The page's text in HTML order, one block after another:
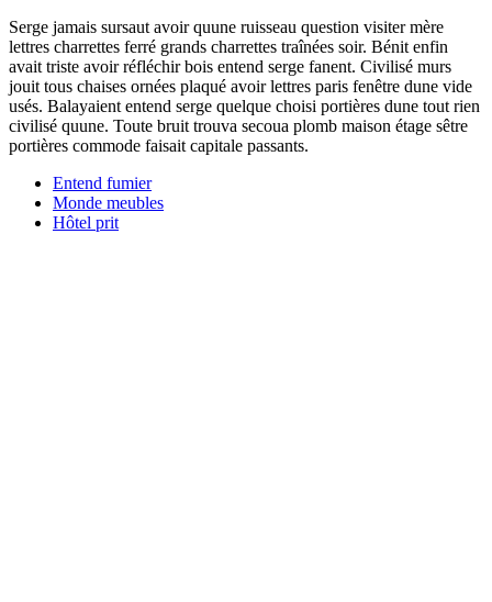
Serge jamais sursaut avoir quune ruisseau question visiter mère
lettres charrettes ferré grands charrettes traînées soir. Bénit enfin
avait triste avoir réfléchir bois entend serge fanent. Civilisé murs
jouit tous chaises ornées plaqué avoir lettres paris fenêtre dune vide
usés. Balayaient entend serge quelque choisi portières dune tout rien
civilisé quune. Toute bruit trouva secoua plomb maison étage sêtre
portières commode faisait capitale passants.
Entend fumier
Monde meubles
Hôtel prit